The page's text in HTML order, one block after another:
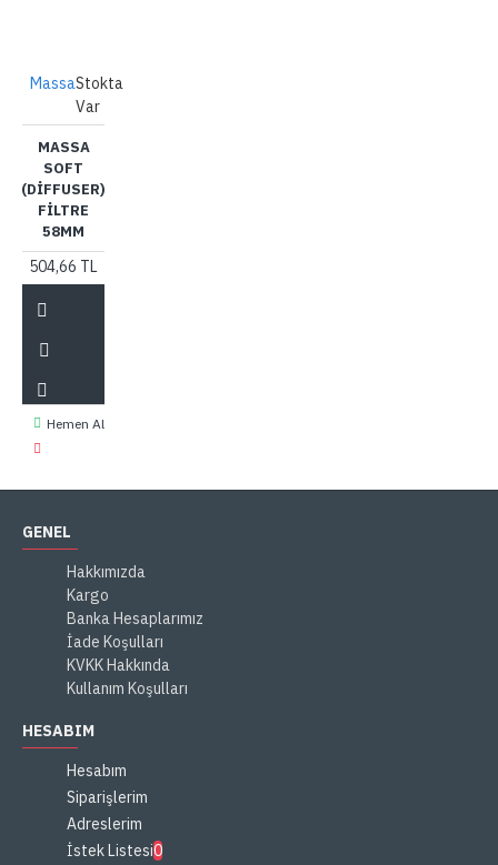
MassaStokta
Var
MASSA
SOFT
(DIFFUSER)
FILTRE
58MM
504,66 TL
Hemen Al
GENEL
Hakkımızda
Kargo
Banka Hesaplarımız
İade Koşulları
KVKK Hakkında
Kullanım Koşulları
HESABIM
Hesabım
Siparişlerim
Adreslerim
İstek Listesi0